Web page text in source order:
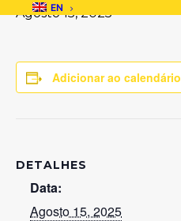
EN
Agosto 15, 2025
Adicionar ao calendário
DETALHES
Data:
Agosto 15, 2025